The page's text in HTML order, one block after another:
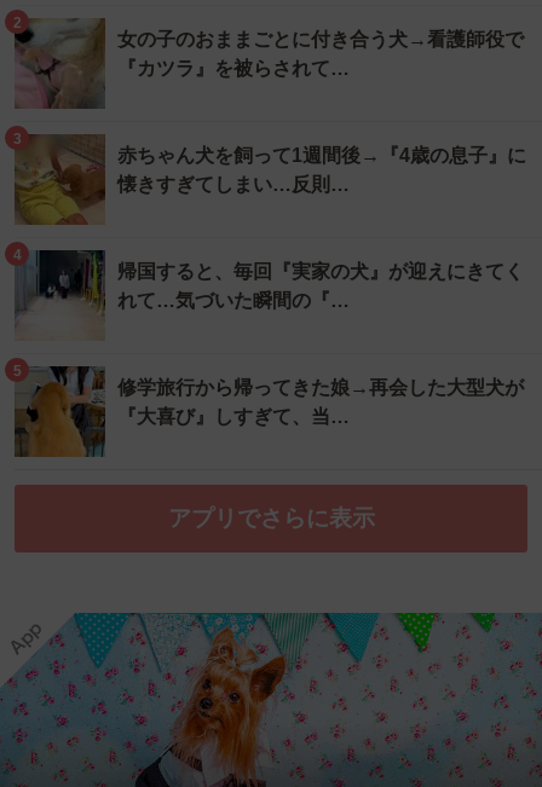
2
女の子のおままごとに付き合う犬→看護師役で
『カツラ』を被らされて…
3
赤ちゃん犬を飼って1週間後→『4歳の息子』に
懐きすぎてしまい…反則…
4
帰国すると、毎回『実家の犬』が迎えにきてく
れて…気づいた瞬間の『…
5
修学旅行から帰ってきた娘→再会した大型犬が
『大喜び』しすぎて、当…
アプリでさらに表示